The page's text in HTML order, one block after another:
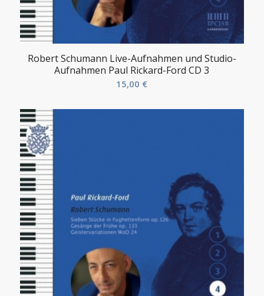
Robert Schumann Live-Aufnahmen und Studio-
Aufnahmen Paul Rickard-Ford CD 3
15,00 €